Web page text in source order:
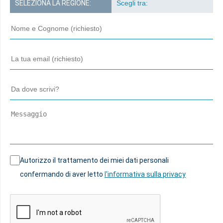
SELEZIONA LA REGIONE:
Autorizzo il trattamento dei miei dati personali
confermando di aver letto l'informativa sulla privacy